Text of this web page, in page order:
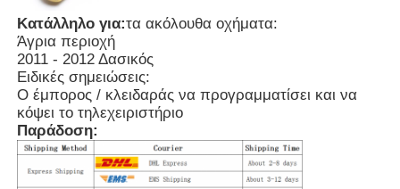
Γύρος εργοστασίων
Ποιοτικός έλεγχος
επαφή
Νέα
Κατάλληλο για:τα ακόλουθα οχήματα:
Άγρια περιοχή
2011 - 2012 Δασικός
Ειδικές σημειώσεις:
Ο έμπορος / κλειδαράς να προγραμματίσει και να
κόψει το τηλεχειριστήριο
Παράδοση: